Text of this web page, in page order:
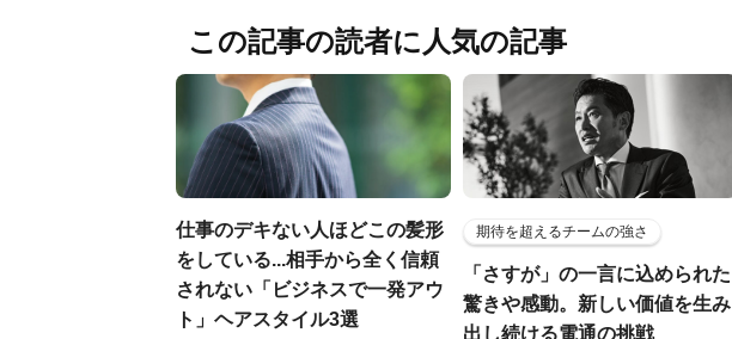
この記事の読者に人気の記事
仕事のデキない人ほどこの髪形
をしている...相手から全く信頼
されない「ビジネスで一発アウ
ト」ヘアスタイル3選
期待を超えるチームの強さ
「さすが」の一言に込められた
驚きや感動。新しい価値を生み
出し続ける電通の挑戦